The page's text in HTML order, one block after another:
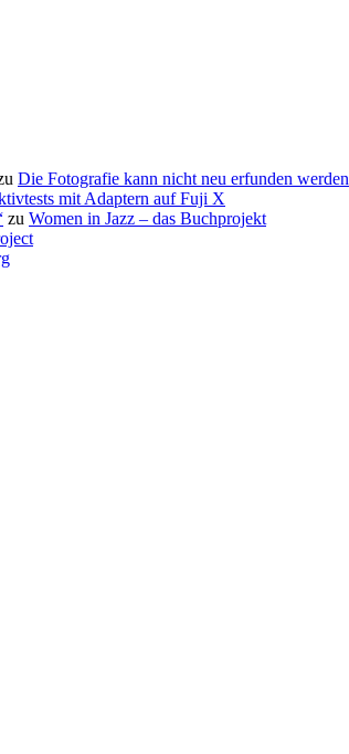
Die Fotografie kann nicht neu erfunden werden
mit Adaptern auf Fuji X
zu Women in Jazz – das Buchprojekt